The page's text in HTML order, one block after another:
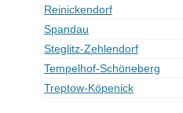
Reinickendorf
Spandau
Steglitz-Zehlendorf
Tempelhof-Schöneberg
Treptow-Köpenick